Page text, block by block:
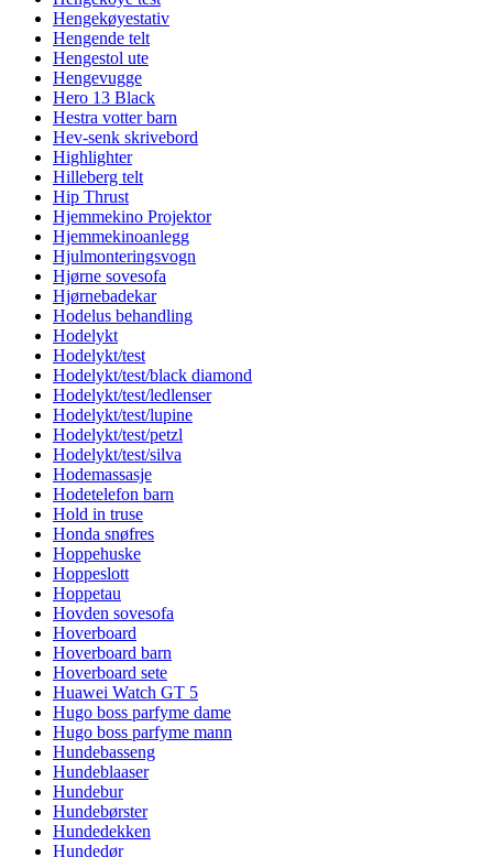
Hengekøyestativ
Hengende telt
Hengestol ute
Hengevugge
Hero 13 Black
Hestra votter barn
Hev-senk skrivebord
Highlighter
Hilleberg telt
Hip Thrust
Hjemmekino Projektor
Hjemmekinoanlegg
Hjulmonteringsvogn
Hjørne sovesofa
Hjørnebadekar
Hodelus behandling
Hodelykt
Hodelykt/test
Hodelykt/test/black diamond
Hodelykt/test/ledlenser
Hodelykt/test/lupine
Hodelykt/test/petzl
Hodelykt/test/silva
Hodemassasje
Hodetelefon barn
Hold in truse
Honda snøfres
Hoppehuske
Hoppeslott
Hoppetau
Hovden sovesofa
Hoverboard
Hoverboard barn
Hoverboard sete
Huawei Watch GT 5
Hugo boss parfyme dame
Hugo boss parfyme mann
Hundebasseng
Hundeblaaser
Hundebur
Hundebørster
Hundedekken
Hundedør